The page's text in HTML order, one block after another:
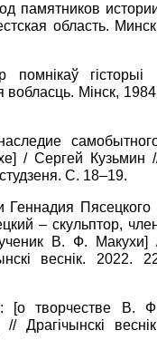
памятников
область.
гісторыі
вобласць. Мінск,
/ Сергей Кузьмин
С. 18–19.
Геннадия Пясецкого
– скульптор,
В. Ф. Макухи]
веснік. 2022.
[о творчестве В.
Драгічынскі